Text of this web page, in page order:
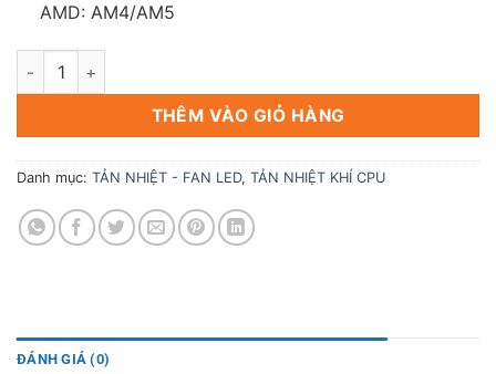
AMD: AM4/AM5
Tản Nhiệt Khí JONSBO CR-1000 EVO BLACK số lượng
THÊM VÀO GIỎ HÀNG
Danh mục: TẢN NHIỆT - FAN LED, TẢN NHIỆT KHÍ CPU
ĐÁNH GIÁ (0)